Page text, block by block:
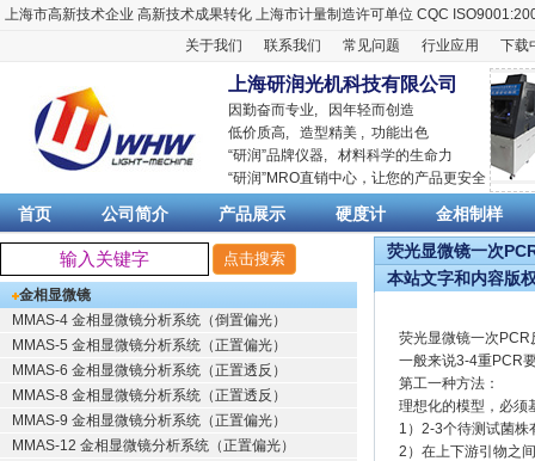
上海市高新技术企业 高新技术成果转化 上海市计量制造许可单位 CQC
关于我们
联系我们 常见问题 行业应用 下载
上海研润光机科技有限公司
因勤奋而专业, 因年轻而创造
低价质高, 造型精美 , 功能出色
“研润”品牌仪器, 材料科学的生命力
“研润”MRO直销中心，让您的产品更安全
首页 公司简介 产品展示 硬度计 金相制样
金相显微镜
MMAS-4 金相显微镜分析系统（倒置偏光）
MMAS-5 金相显微镜分析系统（正置偏光）
MMAS-6 金相显微镜分析系统（正置透反）
MMAS-8 金相显微镜分析系统（正置透反）
MMAS-9 金相显微镜分析系统（正置偏光）
MMAS-12 金相显微镜分析系统（正置偏光）
荧光显微镜一次
本站文字和内容版
荧光显微镜一次
一般来说3-4重PCR
第工一种方法：
理想化的模型，必须
1）2-3个待测试菌株
2）在上下游引物之